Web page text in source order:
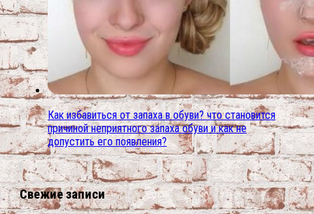
Как избавиться от запаха в обуви? что становится
причиной неприятного запаха обуви и как не
допустить его появления?
Свежие записи